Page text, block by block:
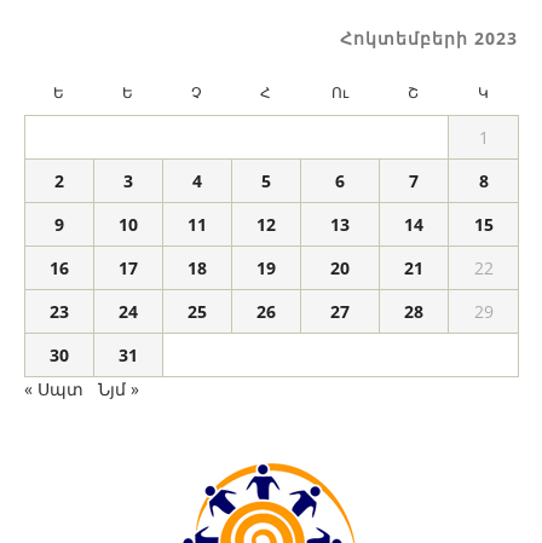
Հոկտեմբերի 2023
Ե Ե Չ Հ Ու Շ Կ
1
2
3 4 5 6 7
8
9
10 11 12 13 14
15
16
17 18 19 20 21
22
23
24 25 26 27 28
29
30
31
« Սպտ
Նյմ »